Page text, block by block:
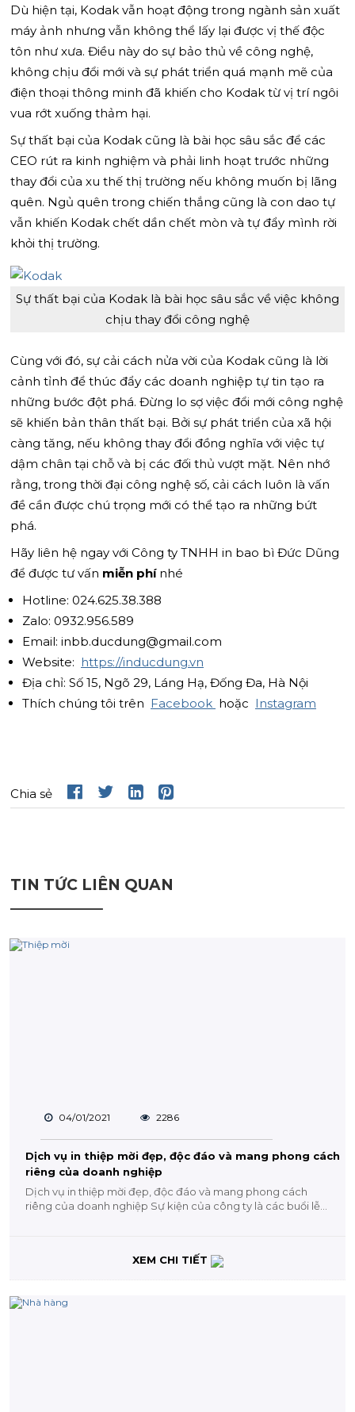
Dù hiện tại, Kodak vẫn hoạt động trong ngành sản xuất
máy ảnh nhưng vẫn không thể lấy lại được vị thế độc
tôn như xưa. Điều này do sự bảo thủ về công nghệ,
không chịu đổi mới và sự phát triển quá mạnh mẽ của
điện thoại thông minh đã khiến cho Kodak từ vị trí ngôi
vua rớt xuống thảm hại.
Sự thất bại của Kodak cũng là bài học sâu sắc để các
CEO rút ra kinh nghiệm và phải linh hoạt trước những
thay đổi của xu thế thị trường nếu không muốn bị lãng
quên. Ngủ quên trong chiến thắng cũng là con dao tự
vẫn khiến Kodak chết dần chết mòn và tự đẩy mình rời
khỏi thị trường.
Sự thất bại của Kodak là bài học sâu sắc về việc không
chịu thay đổi công nghệ
Cùng với đó, sự cải cách nửa vời của Kodak cũng là lời
cảnh tỉnh để thúc đẩy các doanh nghiệp tự tin tạo ra
những bước đột phá. Đừng lo sợ việc đổi mới công nghệ
sẽ khiến bản thân thất bại. Bởi sự phát triển của xã hội
càng tăng, nếu không thay đổi đồng nghĩa với việc tự
dậm chân tại chỗ và bị các đối thủ vượt mặt. Nên nhớ
rằng, trong thời đại công nghệ số, cải cách luôn là vấn
đề cần được chú trọng mới có thể tạo ra những bứt
phá.
Hãy liên hệ ngay với Công ty TNHH in bao bì Đức Dũng
để được tư vấn miễn phínhé
Hotline: 024.625.38.388
Zalo: 0932.956.589
Email: inbb.ducdung@gmail.com
Website: https://inducdung.vn
Địa chỉ: Số 15, Ngõ 29, Láng Hạ, Đống Đa, Hà Nội
Thích chúng tôi trên Facebook hoặc Instagram
Chia sẻ
TIN TỨC LIÊN QUAN
04/01/2021 2286
Dịch vụ in thiệp mời đẹp, độc đáo và mang phong cách
riêng của doanh nghiệp
Dịch vụ in thiệp mời đẹp, độc đáo và mang phong cách
riêng của doanh nghiệp Sự kiện của công ty là các buổi lễ...
XEM CHI TIẾT